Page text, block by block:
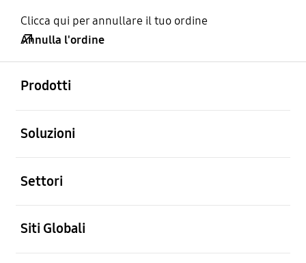
Clicca qui per annullare il tuo ordine
Annulla l'ordine
Prodotti
Soluzioni
Settori
Siti Globali